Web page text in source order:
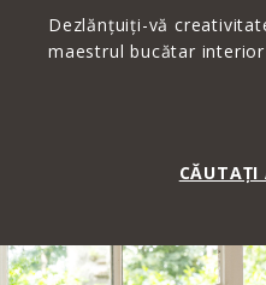
Dezlănțuiți-vă
maestrul bucătar interior
CĂUTAȚI